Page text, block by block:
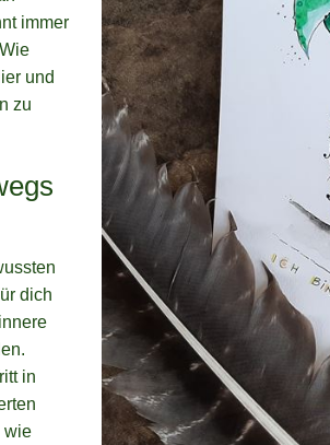
immer
und
zu
dich
in
wie